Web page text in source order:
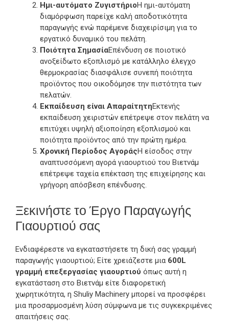
Ημι-αυτόματο ΖυγιστήριοΗ ημι-αυτόματη
διαμόρφωση παρείχε καλή αποδοτικότητα
παραγωγής ενώ παρέμενε διαχειρίσιμη για το
εργατικό δυναμικό του πελάτη.
Ποιότητα ΣημασίαΕπένδυση σε ποιοτικό
ανοξείδωτο εξοπλισμό με κατάλληλο έλεγχο
θερμοκρασίας διασφάλισε συνεπή ποιότητα
προϊόντος που οικοδόμησε την πιστότητα των
πελατών.
Εκπαίδευση είναι ΑπαραίτητηΕκτενής
εκπαίδευση χειριστών επέτρεψε στον πελάτη να
επιτύχει υψηλή αξιοποίηση εξοπλισμού και
ποιότητα προϊόντος από την πρώτη ημέρα.
Χρονική Περίοδος ΑγοράςΗ είσοδος στην
αναπτυσσόμενη αγορά γιαουρτιού του Βιετνάμ
επέτρεψε ταχεία επέκταση της επιχείρησης και
γρήγορη απόσβεση επένδυσης.
Ξεκινήστε το Έργο Παραγωγής
Γιαουρτιού σας
Ενδιαφέρεστε να εγκαταστήσετε τη δική σας γραμμή
παραγωγής γιαουρτιού; Είτε χρειάζεστε μια 600L
γραμμή επεξεργασίας γιαουρτιού όπως αυτή η
εγκατάσταση στο Βιετνάμ είτε διαφορετική
χωρητικότητα, η Shuliy Machinery μπορεί να προσφέρει
μια προσαρμοσμένη λύση σύμφωνα με τις συγκεκριμένες
απαιτήσεις σας.